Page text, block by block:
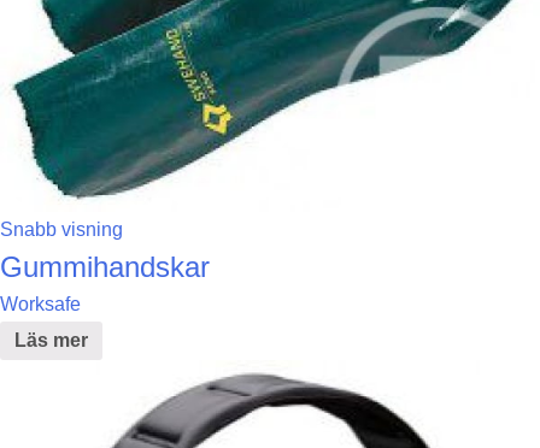
Snabb visning
Gummihandskar
Worksafe
Läs mer